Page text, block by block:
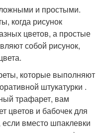
и простыми.
когда рисунок
цветов, а простые
собой рисунок,
которые выполняют
штукатурки .
трафарет, вам
цветов и бабочек для
вместо шпаклевки